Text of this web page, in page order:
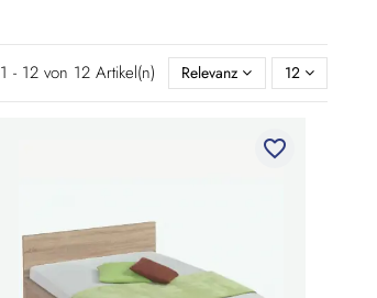
1 - 12 von 12 Artikel(n) Relevanz 12
favorite_border